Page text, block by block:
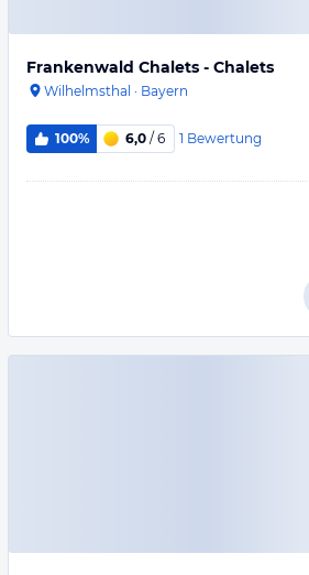
Frankenwald Chalets - Chalets
Wilhelmsthal · Bayern
100% 6,0 / 6 1 Bewertung